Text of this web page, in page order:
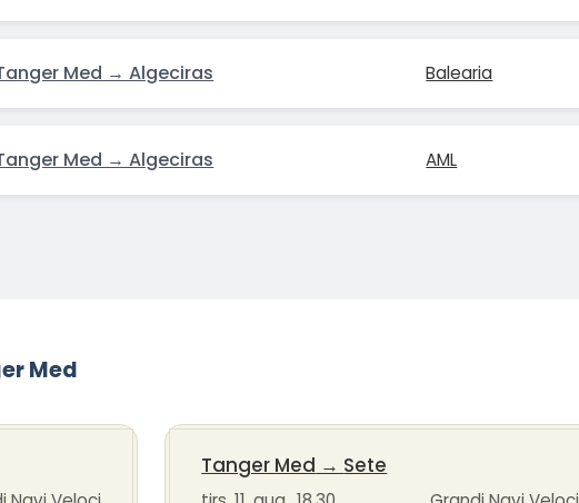
Med → Algeciras Balearia
Med → Algeciras AML
Med
Tanger Med → Sete